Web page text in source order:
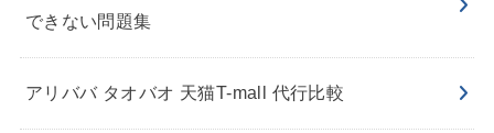
できない問題集
アリババ タオバオ 天猫T-mall 代行比較